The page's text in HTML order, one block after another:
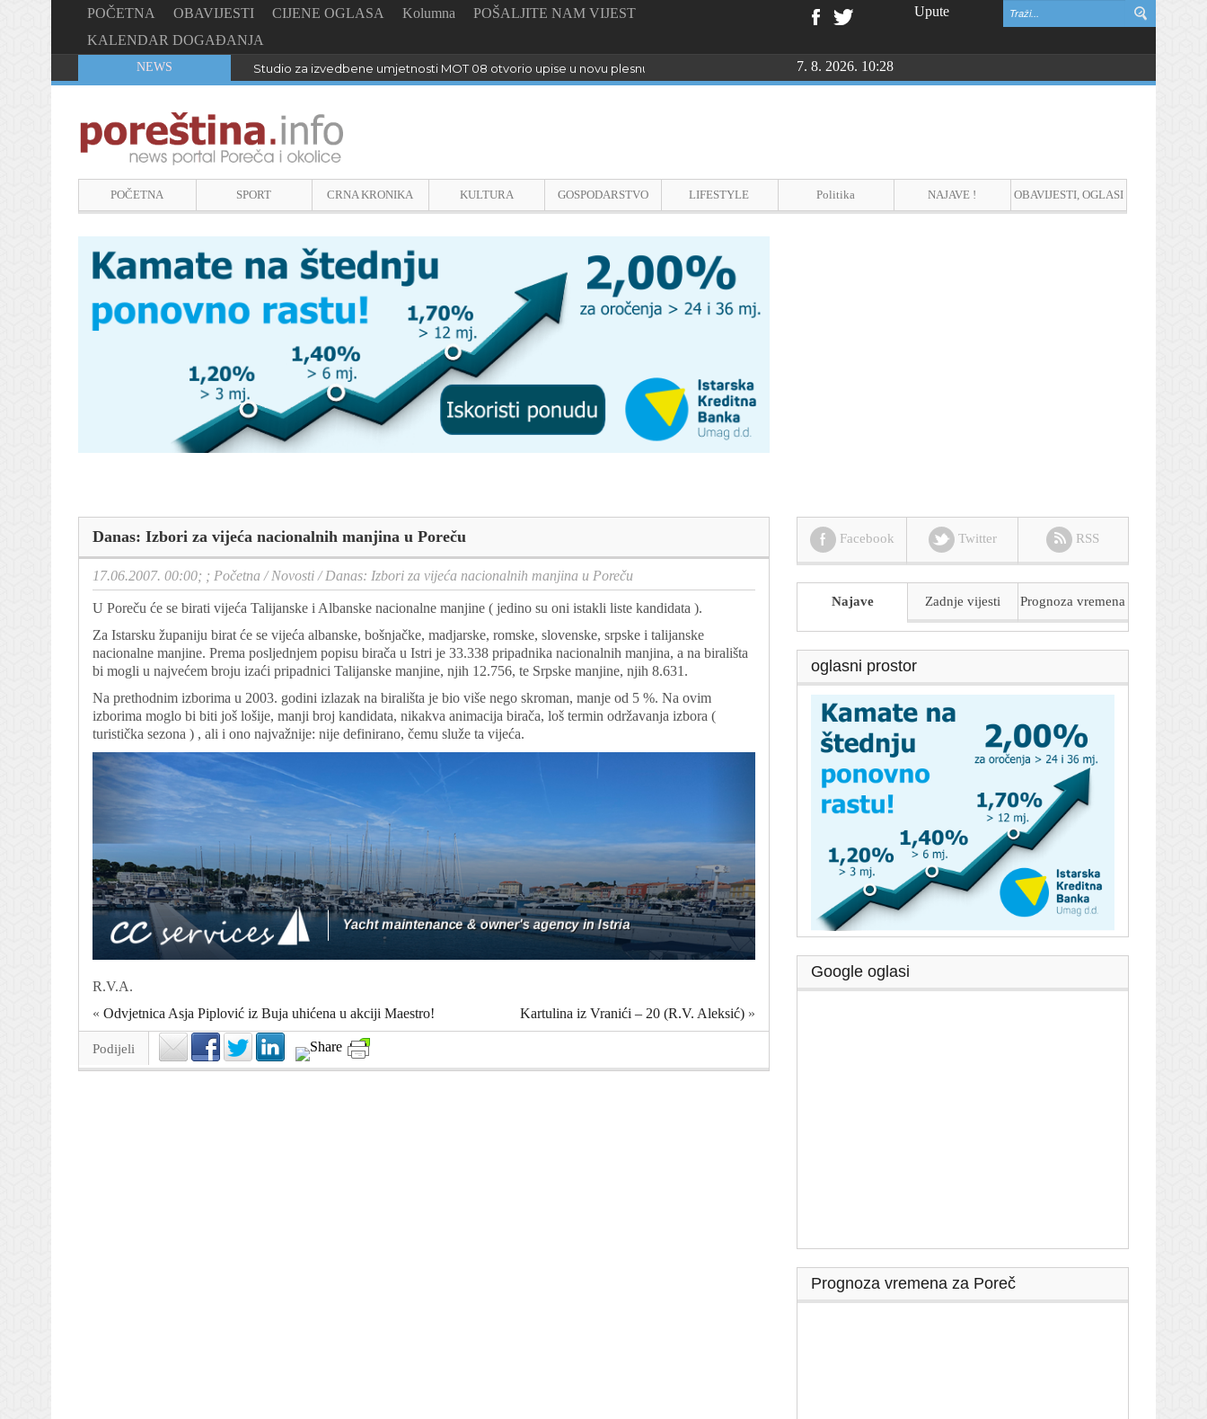
POČETNA OBAVIJESTI CIJENE OGLASA Kolumna
POŠALJITE NAM VIJEST
KALENDAR DOGAĐANJA
Upute
NEWS Studio za izvedbene umjetnosti MOT 08 otvorio upise u novu plesnu sezonu 7. 8. 2026. 10:28
POČETNA SPORT CRNA KRONIKA KULTURA GOSPODARSTVO LIFESTYLE Politika NAJAVE ! OBAVIJESTI, OGLASI
Danas: Izbori za vijeća nacionalnih manjina u Poreču
17.06.2007. 00:00; ; Početna /Novosti /Danas: Izbori za vijeća nacionalnih manjina u Poreču
U Poreču će se birati vijeća Talijanske i Albanske nacionalne manjine ( jedino su oni istakli liste kandidata ).
Za Istarsku županiju birat će se vijeća albanske, bošnjačke, madjarske, romske, slovenske, srpske i talijanske
nacionalne manjine. Prema posljednjem popisu birača u Istri je 33.338 pripadnika nacionalnih manjina, a na birališta
bi mogli u najvećem broju izaći pripadnici Talijanske manjine, njih 12.756, te Srpske manjine, njih 8.631.
Na prethodnim izborima u 2003. godini izlazak na birališta je bio više nego skroman, manje od 5 %. Na ovim
izborima moglo bi biti još lošije, manji broj kandidata, nikakva animacija birača, loš termin održavanja izbora (
turistička sezona ) , ali i ono najvažnije: nije definirano, čemu služe ta vijeća.
R.V.A.
« Odvjetnica Asja Piplović iz Buja uhićena u akciji Maestro! Kartulina iz Vranići – 20 (R.V. Aleksić) »
Podijeli
Facebook Twitter RSS
Najave Zadnje vijesti Prognoza vremena
oglasni prostor
Google oglasi
Prognoza vremena za Poreč